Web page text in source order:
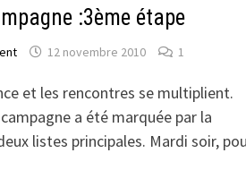
:3ème étape
12 novembre 2010 1
et les rencontres se multiplient.
a été marquée par la
listes principales. Mardi soir,